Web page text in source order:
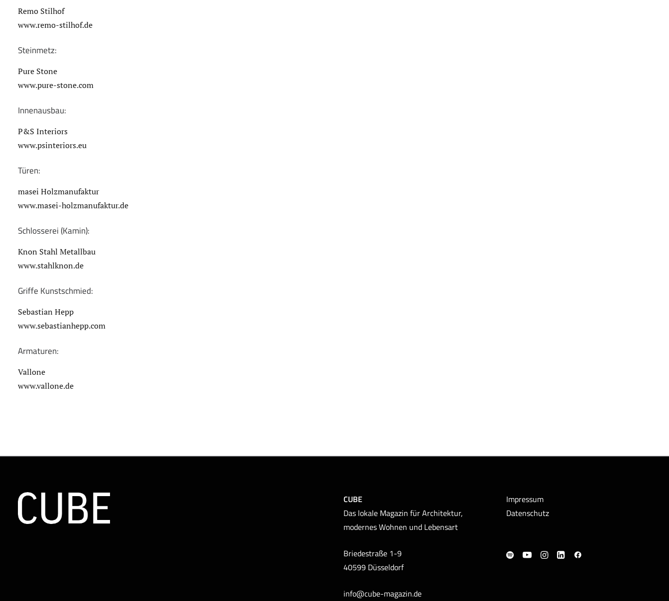
Remo Stilhof
www.remo-stilhof.de
Steinmetz:
Pure Stone
www.pure-stone.com
Innenausbau:
P&S Interiors
www.psinteriors.eu
Türen:
masei Holzmanufaktur
www.masei-holzmanufaktur.de
Schlosserei (Kamin):
Knon Stahl Metallbau
www.stahlknon.de
Griffe Kunstschmied:
Sebastian Hepp
www.sebastianhepp.com
Armaturen:
Vallone
www.vallone.de
CUBE
Das lokale Magazin für Architektur,
modernes Wohnen und Lebensart
Briedestraße 1-9
40599 Düsseldorf
info@cube-magazin.de
Impressum
Datenschutz